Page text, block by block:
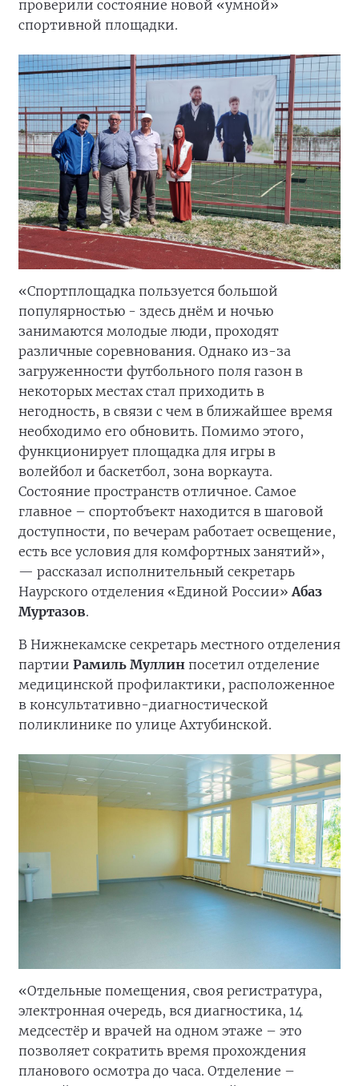
проверили состояние новой «умной»
спортивной площадки.
«Спортплощадка пользуется большой
популярностью - здесь днём и ночью
занимаются молодые люди, проходят
различные соревнования. Однако из-за
загруженности футбольного поля газон в
некоторых местах стал приходить в
негодность, в связи с чем в ближайшее время
необходимо его обновить. Помимо этого,
функционирует площадка для игры в
волейбол и баскетбол, зона воркаута.
Состояние пространств отличное. Самое
главное – спортобъект находится в шаговой
доступности, по вечерам работает освещение,
есть все условия для комфортных занятий»,
— рассказал исполнительный секретарь
Наурского отделения «Единой России»Абаз
Муртазов.
В Нижнекамске секретарь местного отделения
партии Рамиль Муллин посетил отделение
медицинской профилактики, расположенное
в консультативно-диагностической
поликлинике по улице Ахтубинской.
«Отдельные помещения, своя регистратура,
электронная очередь, вся диагностика, 14
медсестёр и врачей на одном этаже – это
позволяет сократить время прохождения
планового осмотра до часа. Отделение –